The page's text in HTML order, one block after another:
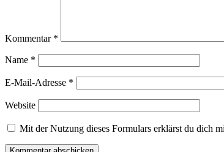
Kommentar *
Name *
E-Mail-Adresse *
Website
Mit der Nutzung dieses Formulars erklärst du dich